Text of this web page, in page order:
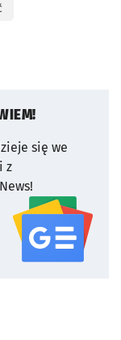
się we
z
serwisu